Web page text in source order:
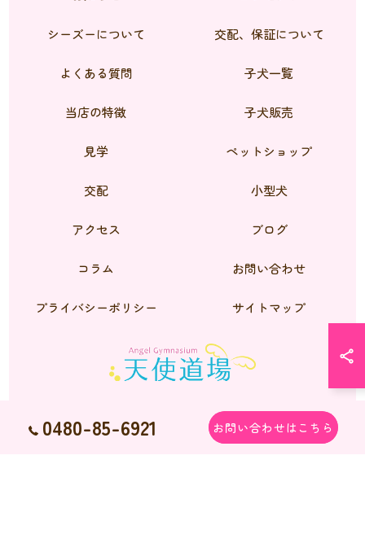
0480-85-6921 お問い合わせはこちら
シーズーについて 交配、保証について
よくある質問 子犬一覧
当店の特徴 子犬販売
見学 ペットショップ
交配 小型犬
アクセス ブログ
コラム お問い合わせ
プライバシーポリシー サイトマップ
© 2026 シーズーのブリーダーなら天使道場 ALL RIGHTS RESERVED.